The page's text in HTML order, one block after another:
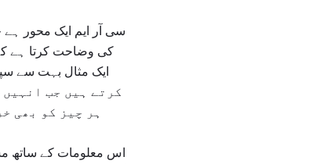
کی وضاحت کرتا ہے
ایک مثال بہت سے
ہر چیز کو بھی
اس معلومات کے ساتھ